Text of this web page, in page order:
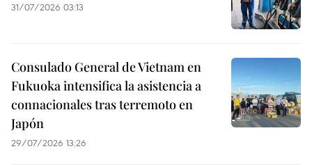
31/07/2026 03:13
Consulado General de Vietnam en
Fukuoka intensifica la asistencia a
connacionales tras terremoto en
Japón
29/07/2026 13:26